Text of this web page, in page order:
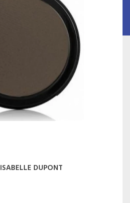
ISABELLE DUPONT